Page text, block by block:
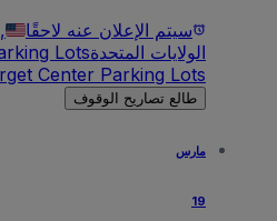
سيتم الإعلان عنه لاحقًا
الولايات المتحدةLots
Center Parking Lots
طالع تصاريح الوقوف
مارس
19